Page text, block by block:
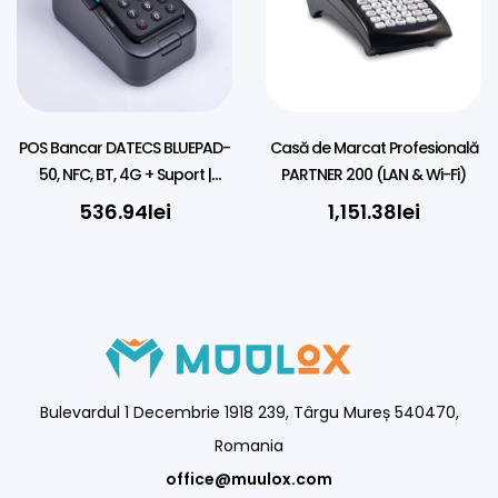
POS Bancar DATECS BLUEPAD-
50, NFC, BT, 4G + Suport |
DatecsPay
536.94lei
Casă de Marcat Profesională
PARTNER 200 (LAN & Wi-Fi)
1,151.38lei
Bulevardul 1 Decembrie 1918 239, Târgu Mureș 540470,
Romania
office@muulox.com